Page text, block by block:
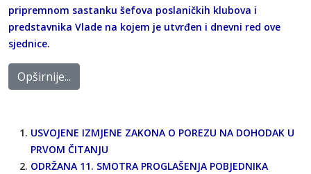
pripremnom sastanku šefova poslaničkih klubova i
predstavnika Vlade na kojem je utvrđen i dnevni red ove
sjednice.
Opširnije...
USVOJENE IZMJENE ZAKONA O POREZU NA DOHODAK U
PRVOM ČITANJU
ODRŽANA 11. SMOTRA PROGLAŠENJA POBJEDNIKA